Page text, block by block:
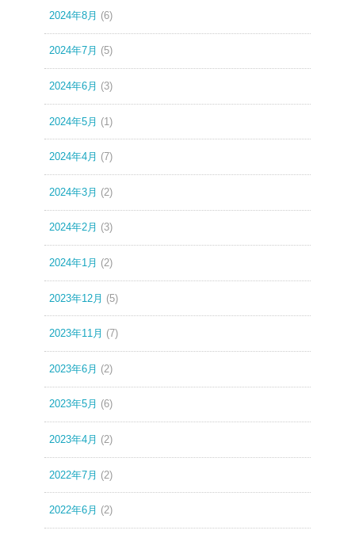
2024年8月 (6)
2024年7月 (5)
2024年6月 (3)
2024年5月 (1)
2024年4月 (7)
2024年3月 (2)
2024年2月 (3)
2024年1月 (2)
2023年12月 (5)
2023年11月 (7)
2023年6月 (2)
2023年5月 (6)
2023年4月 (2)
2022年7月 (2)
2022年6月 (2)